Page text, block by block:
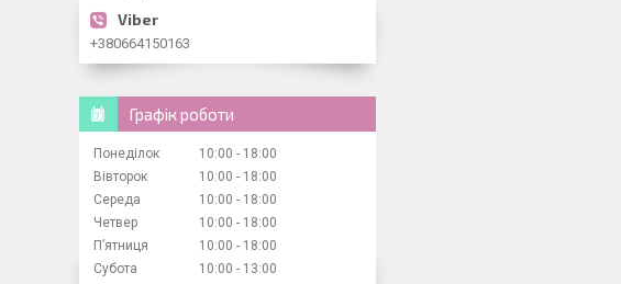
+380664150163
Графік роботи
Понеділок 10:00
18:00
Вівторок
10:00
18:00
Середа
10:00
18:00
Четвер
10:00
18:00
Пʼятниця
10:00
18:00
Субота
10:00 13:00